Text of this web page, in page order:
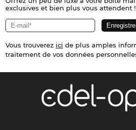
exclusives et bien plus vous attendent !
Vous trouverez ici de plus amples
traitement de vos données